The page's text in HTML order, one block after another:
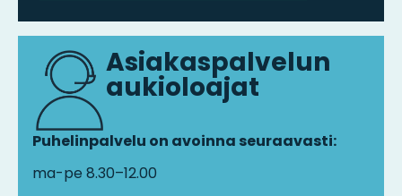
Asiakaspalvelun
aukioloajat
Puhelinpalvelu on avoinna seuraavasti:
ma-pe 8.30–12.00